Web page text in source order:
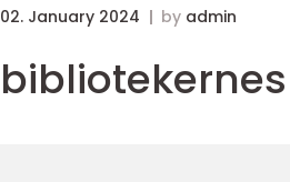
02. January 2024 by admin